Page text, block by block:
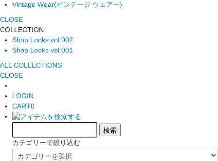
Vintage Wear(ビンテージ ウェアー)
CLOSE
COLLECTION
Shop Looks vol.002
Shop Looks vol.001
ALL COLLECTIONS
CLOSE
LOGIN
CART0
カテゴリーで絞り込む